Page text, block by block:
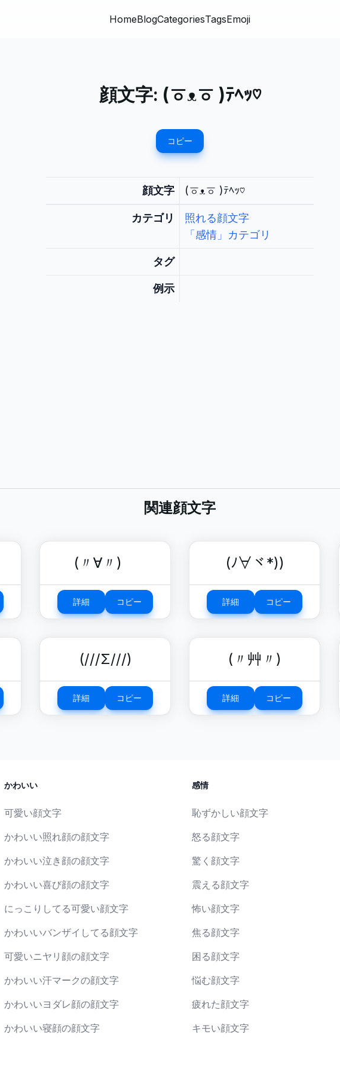
HomeBlogCategoriesTagsEmoji
顔文字: (ㆆᴥㆆ )ﾃﾍｯ♡
コピー
顔文字 (ㆆᴥㆆ )ﾃﾍｯ♡
カテゴリ
照れる顔文字
「感情」カテゴリ
タグ
例示
関連顔文字
(〃∀〃)ゞ
詳細 コピー
(ﾉ∀ヾ*))
詳細 コピー
(///Σ///)
詳細 コピー
(〃艸〃)
詳細 コピー
かわいい
可愛い顔文字
かわいい照れ顔の顔文字
かわいい泣き顔の顔文字
かわいい喜び顔の顔文字
にっこりしてる可愛い顔文字
かわいいバンザイしてる顔文字
可愛いニヤリ顔の顔文字
かわいい汗マークの顔文字
かわいいヨダレ顔の顔文字
かわいい寝顔の顔文字
感情
恥ずかしい顔文字
怒る顔文字
驚く顔文字
震える顔文字
怖い顔文字
焦る顔文字
困る顔文字
悩む顔文字
疲れた顔文字
キモい顔文字